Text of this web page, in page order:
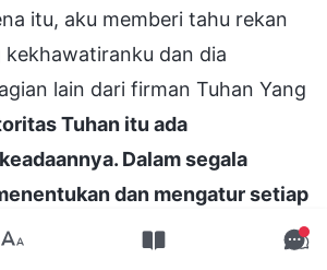
itu, aku memberi tahu rekan
dan dia
lain dari firman Tuhan Yang
Tuhan itu ada
Dalam segala
dan mengatur setiap
segala sesuatu sesuai